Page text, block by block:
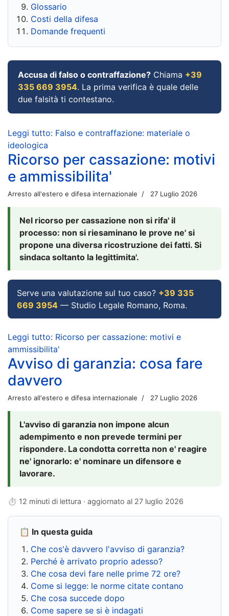
Glossario
Costi della difesa
Domande frequenti
Accusa di falso o contraffazione? Chiama +39
335 669 3954. La prima verifica è quale delle
due falsità ti contestano.
Leggi tutto: Falso e contraffazione: materiale o
ideologica
Ricorso per cassazione: motivi
e ammissibilita'
Arresto all'estero e difesa internazionale 27 Luglio 2026
Nel ricorso per cassazione non si rifa' il
processo: non si riesaminano le prove ne' si
propone una diversa ricostruzione dei fatti. Si
sindaca soltanto la legittimita'.
Serve una valutazione sul tuo caso? +39 335
669 3954 — Studio Legale Romano, Roma.
Leggi tutto: Ricorso per cassazione: motivi e
ammissibilita'
Avviso di garanzia: cosa fare
davvero
Arresto all'estero e difesa internazionale 27 Luglio 2026
L'avviso di garanzia non impone alcun
adempimento e non prevede termini per
rispondere. La condotta corretta non e' reagire
ne' ignorarlo: e' nominare un difensore e
lavorare.
⏱ 12 minuti di lettura · aggiornato al 27 luglio 2026
📋 In questa guida
Che cos'è davvero l'avviso di garanzia?
Perché è arrivato proprio adesso?
Che cosa devi fare nelle prime 72 ore?
Come si legge: le norme citate contano
Che cosa succede dopo
Come sapere se si è indagati